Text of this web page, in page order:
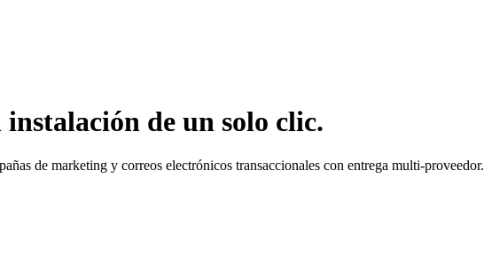
de un solo clic.
de marketing y correos electrónicos transaccionales con entrega multi-proveedor.